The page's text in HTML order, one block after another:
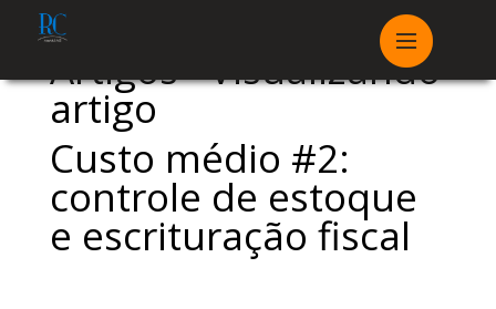
Artigos - Visualizando
artigo
Custo médio #2:
controle de estoque
e escrituração fiscal